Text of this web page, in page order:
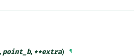
, point_b, **extra) ¶